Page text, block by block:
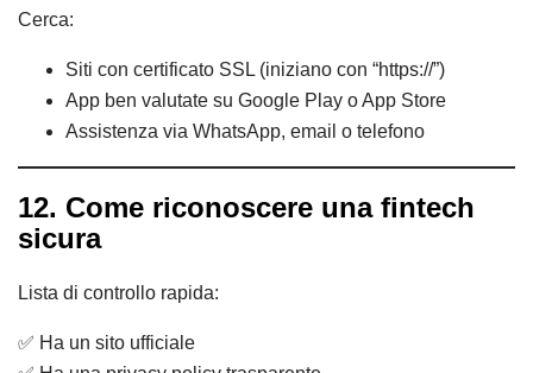
Cerca:
Siti con certificato SSL (iniziano con “https://”)
App ben valutate su Google Play o App Store
Assistenza via WhatsApp, email o telefono
12. Come riconoscere una fintech
sicura
Lista di controllo rapida:
✅ Ha un sito ufficiale